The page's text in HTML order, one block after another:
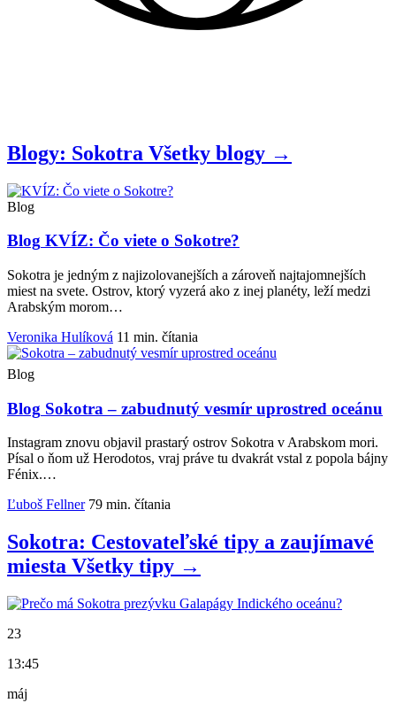
Blogy: Sokotra Všetky blogy →
Blog
Blog KVÍZ: Čo viete o Sokotre?
Sokotra je jedným z najizolovanejších a zároveň najtajomnejších
miest na svete. Ostrov, ktorý vyzerá ako z inej planéty, leží medzi
Arabským morom…
Veronika Hulíková 11 min. čítania
Blog
Blog Sokotra – zabudnutý vesmír uprostred oceánu
Instagram znovu objavil prastarý ostrov Sokotra v Arabskom mori.
Písal o ňom už Herodotos, vraj práve tu dvakrát vstal z popola bájny
Fénix.…
Ľuboš Fellner 79 min. čítania
Sokotra: Cestovateľské tipy a zaujímavé
miesta Všetky tipy →
23
13:45
máj